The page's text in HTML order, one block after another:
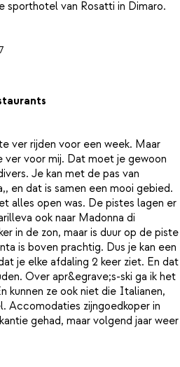
ver rijden voor een week. Maar
ver voor mij. Dat moet je gewoon
Je kan met de pas van
en dat is samen een mooi gebied.
alles open was. De pistes lagen er
ook naar Madonna di
in de zon, maar is duur op de piste
is boven prachtig. Dus je kan een
je elke afdaling 2 keer ziet. En dat
Over apr&egrave;s-ski ga ik het
kunnen ze ook niet die Italianen,
Accomodaties zijngoedkoper in
gehad, maar volgend jaar weer